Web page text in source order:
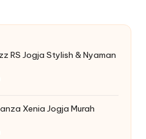
RS Jogja Stylish & Nyaman
Xenia Jogja Murah